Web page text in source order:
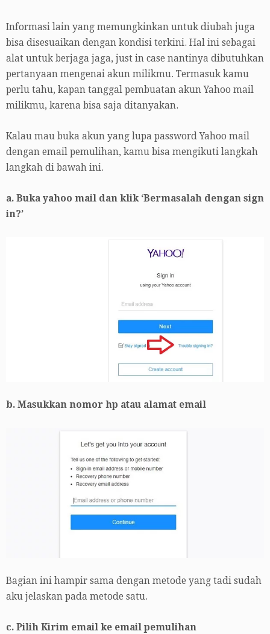
Informasi lain yang memungkinkan untuk diubah juga
bisa disesuaikan dengan kondisi terkini. Hal ini sebagai
alat untuk berjaga jaga, just in case nantinya dibutuhkan
pertanyaan mengenai akun milikmu. Termasuk kamu
perlu tahu, kapan tanggal pembuatan akun Yahoo mail
milikmu, karena bisa saja ditanyakan.
Kalau mau buka akun yang lupa password Yahoo mail
dengan email pemulihan, kamu bisa mengikuti langkah
langkah di bawah ini.
a. Buka yahoo mail dan klik ‘Bermasalah dengan sign
in?’
b. Masukkan nomor hp atau alamat email
Bagian ini hampir sama dengan metode yang tadi sudah
aku jelaskan pada metode satu.
c. Pilih Kirim email ke email pemulihan